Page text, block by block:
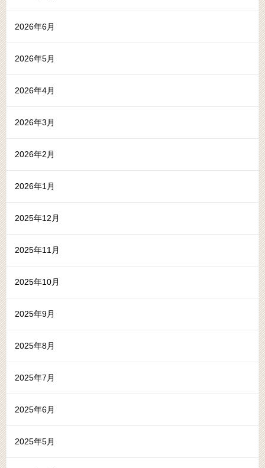
2026年6月
2026年5月
2026年4月
2026年3月
2026年2月
2026年1月
2025年12月
2025年11月
2025年10月
2025年9月
2025年8月
2025年7月
2025年6月
2025年5月